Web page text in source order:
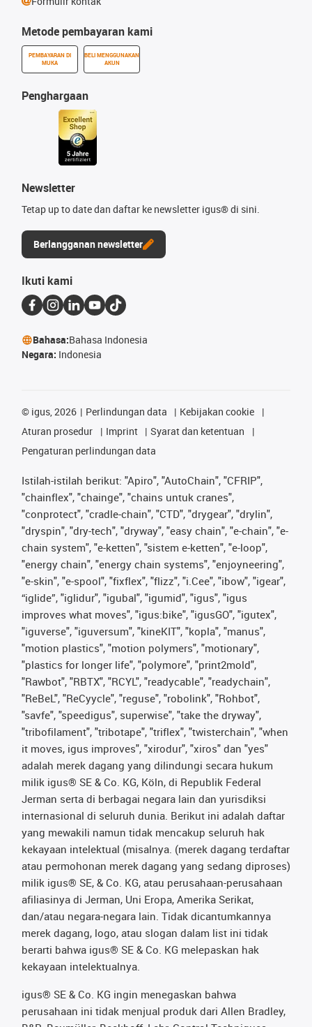
Metode pembayaran kami
PEMBAYARAN DI
MUKA
BELI MENGGUNAKAN
AKUN
Penghargaan
Newsletter
Tetap up to date dan daftar ke newsletter igus® di sini.
Berlangganan newsletter
Ikuti kami
Bahasa:Bahasa Indonesia
Negara: Indonesia
© igus, 2026 Perlindungan data
Kebijakan cookie
Aturan prosedur
Imprint
Syarat dan ketentuan
Pengaturan perlindungan data
Istilah-istilah berikut: "Apiro", "AutoChain", "CFRIP",
"chainflex", "chainge", "chains untuk cranes",
"conprotect", "cradle-chain", "CTD", "drygear", "drylin",
"dryspin", "dry-tech", "dryway", "easy chain", "e-chain", "e-
chain system", "e-ketten", "sistem e-ketten", "e-loop",
"energy chain", "energy chain systems", "enjoyneering",
"e-skin", "e-spool", "fixflex", "flizz", "i.Cee", "ibow", "igear",
“iglide”, "iglidur", "igubal", "igumid", "igus", "igus
improves what moves", "igus:bike", "igusGO", "igutex",
"iguverse", "iguversum", "kineKIT", "kopla", "manus",
"motion plastics", "motion polymers", "motionary",
"plastics for longer life", "polymore", "print2mold",
"Rawbot", "RBTX", "RCYL", "readycable", "readychain",
"ReBeL", "ReCyycle", "reguse", "robolink", "Rohbot",
"savfe", "speedigus", superwise", "take the dryway",
"tribofilament", "tribotape", "triflex", "twisterchain", "when
it moves, igus improves", "xirodur", "xiros" dan "yes"
adalah merek dagang yang dilindungi secara hukum
milik igus® SE & Co. KG, Köln, di Republik Federal
Jerman serta di berbagai negara lain dan yurisdiksi
internasional di seluruh dunia. Berikut ini adalah daftar
yang mewakili namun tidak mencakup seluruh hak
kekayaan intelektual (misalnya. (merek dagang terdaftar
atau permohonan merek dagang yang sedang diproses)
milik igus® SE, & Co. KG, atau perusahaan-perusahaan
afiliasinya di Jerman, Uni Eropa, Amerika Serikat,
dan/atau negara-negara lain. Tidak dicantumkannya
merek dagang, logo, atau slogan dalam list ini tidak
berarti bahwa igus® SE & Co. KG melepaskan hak
kekayaan intelektualnya.
igus® SE & Co. KG ingin menegaskan bahwa
perusahaan ini tidak menjual produk dari Allen Bradley,